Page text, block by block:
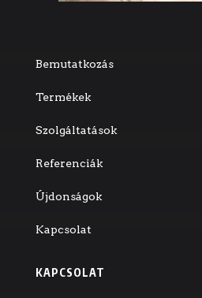
Bemutatkozás
Termékek
Szolgáltatások
Referenciák
Újdonságok
Kapcsolat
KAPCSOLAT